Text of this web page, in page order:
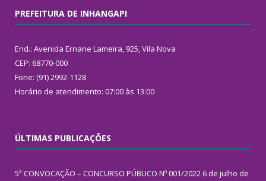
PREFEITURA DE INHANGAPI
End.: Avenida Ernane Lameira, 925, Vila Nova
CEP: 68770-000
Fone: (91) 2992-1128
Horário de atendimento: 07:00 às 13:00
ÚLTIMAS PUBLICAÇÕES
5ª CONVOCAÇÃO – CONCURSO PÚBLICO Nº 001/2022 6 de julho de